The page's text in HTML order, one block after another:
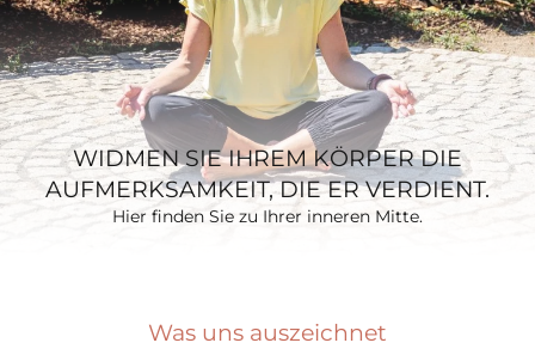
WIDMEN SIE IHREM KÖRPER DIE
AUFMERKSAMKEIT, DIE ER VERDIENT.
Hier finden Sie zu Ihrer inneren Mitte.
Was uns auszeichnet